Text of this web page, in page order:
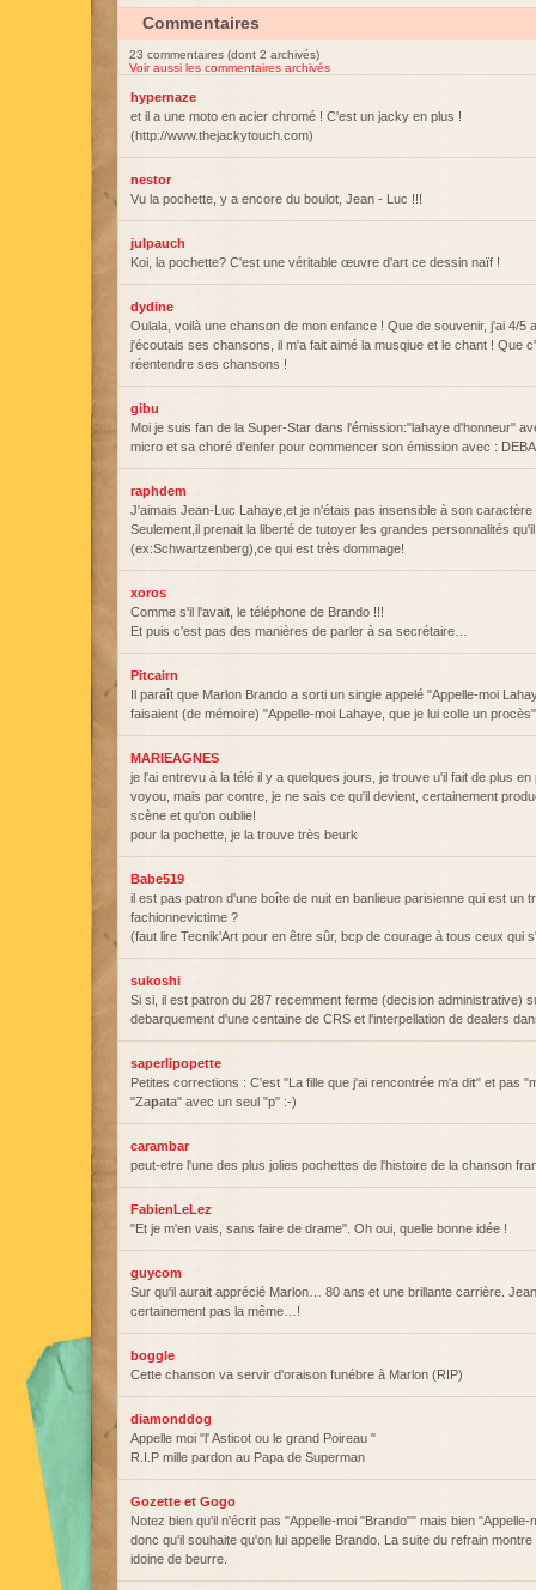
Commentaires
23 commentaires (dont 2 archivés)
Voir aussi les commentaires archivés
hypernaze
et il a une moto en acier chromé ! C'est un jacky en plus !
(http://www.thejackytouch.com)
nestor
Vu la pochette, y a encore du boulot, Jean - Luc !!!
julpauch
Koi, la pochette? C'est une véritable œuvre d'art ce dessin naïf !
dydine
Oulala, voilà une chanson de mon enfance ! Que de souvenir, j'ai 4/5
j'écoutais ses chansons, il m'a fait aimé la musqiue et le chant ! Que
réentendre ses chansons !
gibu
Moi je suis fan de la Super-Star dans l'émission:"lahaye d'honneur"
micro et sa choré d'enfer pour commencer son émission avec :
raphdem
J'aimais Jean-Luc Lahaye,et je n'étais pas insensible à son
Seulement,il prenait la liberté de tutoyer les grandes personnalités
(ex:Schwartzenberg),ce qui est très dommage!
xoros
Comme s'il l'avait, le téléphone de Brando !!!
Et puis c'est pas des manières de parler à sa secrétaire…
Pitcairn
Il paraît que Marlon Brando a sorti un single appelé "Appelle-moi
faisaient (de mémoire) "Appelle-moi Lahaye, que je lui colle un procès"
MARIEAGNES
je l'ai entrevu à la télé il y a quelques jours, je trouve u'il fait de plus en
voyou, mais par contre, je ne sais ce qu'il devient, certainement
scène et qu'on oublie!
pour la pochette, je la trouve très beurk
Babe519
il est pas patron d'une boîte de nuit en banlieue parisienne qui est un
fachionnevictime ?
(faut lire Tecnik'Art pour en être sûr, bcp de courage à tous ceux qui
sukoshi
Si si, il est patron du 287 recemment ferme (decision administrative)
debarquement d'une centaine de CRS et l'interpellation de dealers
saperlipopette
Petites corrections : C'est "La fille que j'ai rencontrée m'a dit" et pas
"Zapata" avec un seul "p" :-)
carambar
peut-etre l'une des plus jolies pochettes de l'histoire de la chanson
FabienLeLez
"Et je m'en vais, sans faire de drame". Oh oui, quelle bonne idée !
guycom
Sur qu'il aurait apprécié Marlon… 80 ans et une brillante carrière.
certainement pas la même…!
boggle
Cette chanson va servir d'oraison funébre à Marlon (RIP)
diamonddog
Appelle moi "l' Asticot ou le grand Poireau "
R.I.P mille pardon au Papa de Superman
Gozette et Gogo
Notez bien qu'il n'écrit pas "Appelle-moi "Brando"" mais bien "Appelle-
donc qu'il souhaite qu'on lui appelle Brando. La suite du refrain
idoine de beurre.